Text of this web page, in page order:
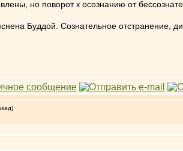
но поворот к осознанию от
Буддой. Сознательное отстранение,